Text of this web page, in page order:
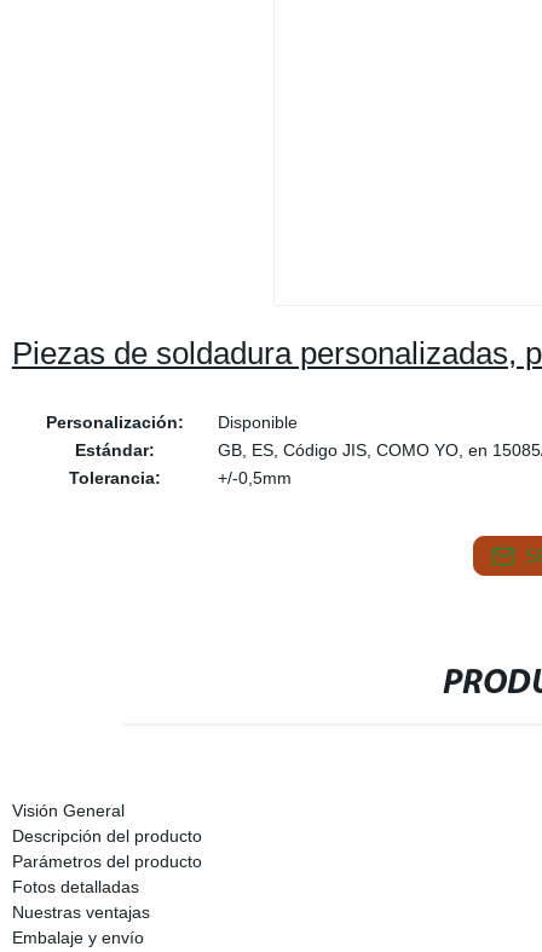
Piezas de soldadura personalizadas,
Personalización:
Disponible
Estándar:
GB, ES, Código JIS, COMO YO, en
Tolerancia:
+/-0,5mm
Visión General
Descripción del producto
Parámetros del producto
Fotos detalladas
Nuestras ventajas
Embalaje y envío